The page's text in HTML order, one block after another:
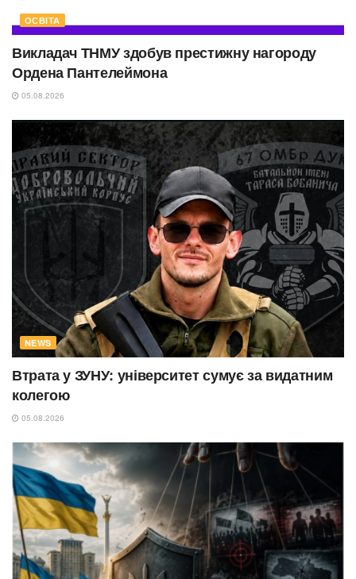
ОСВІТА
Викладач ТНМУ здобув престижну нагороду
Ордена Пантелеймона
05.08.2026
NEWS
Втрата у ЗУНУ: університет сумує за видатним
колегою
05.08.2026